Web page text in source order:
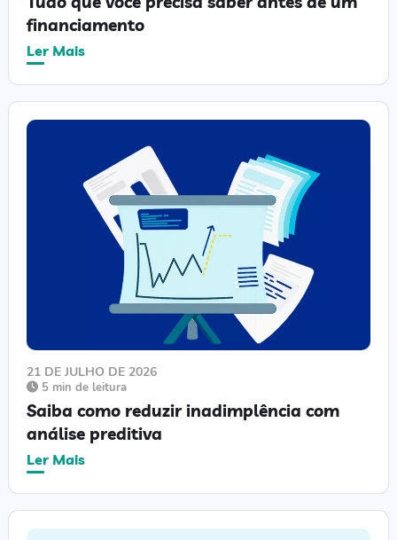
financiamento
Ler Mais
21 DE JULHO DE 2026
5 min de leitura
Saiba como reduzir inadimplência com
análise preditiva
Ler Mais